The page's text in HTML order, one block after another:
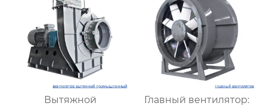
Вытяжной
Главный вентилятор: